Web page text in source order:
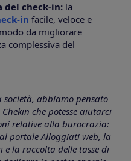
del check-in: la
in facile, veloce e
da migliorare
complessiva del
abbiamo pensato
che potesse aiutarci
relative alla burocrazia:
portale Alloggiati web, la
e la raccolta delle tasse di